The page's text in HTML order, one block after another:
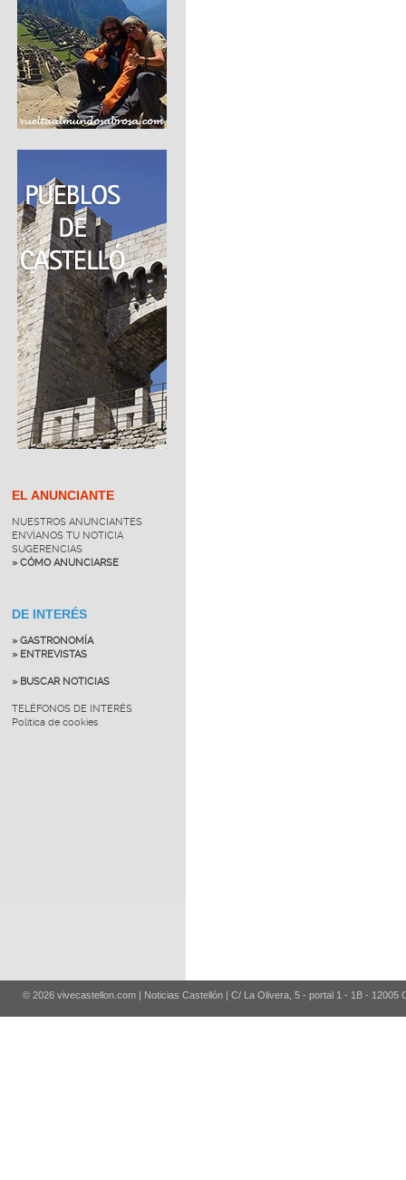
EL ANUNCIANTE
NUESTROS ANUNCIANTES
ENVÍANOS TU NOTICIA
SUGERENCIAS
» CÓMO ANUNCIARSE
DE INTERÉS
» GASTRONOMÍA
» ENTREVISTAS
» BUSCAR NOTICIAS
TELÉFONOS DE INTERÉS
Política de cookies
© 2026 vivecastellon.com | Noticias Castellón | C/ La Olivera, 5 - portal 1 - 1B - 12005